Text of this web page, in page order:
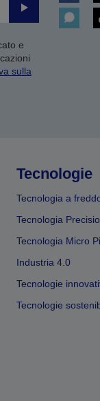
Invia
e
sulla
Tecnologie
Tecnologia a
Tecnologia
Tecnologia Micro
Industria 4.0
Tecnologie
Tecnologie